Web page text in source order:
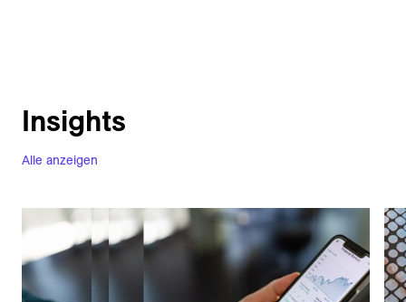
Alle anzeigen
Insights